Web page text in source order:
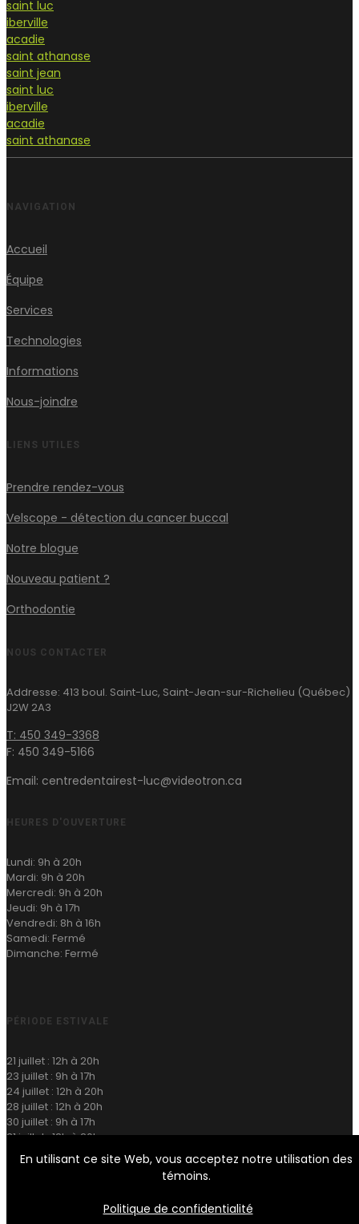
saint luc
iberville
acadie
saint athanase
saint jean
saint luc
iberville
acadie
saint athanase
NAVIGATION
Accueil
Équipe
Services
Technologies
Informations
Nous-joindre
LIENS UTILES
Prendre rendez-vous
Velscope - détection du cancer buccal
Notre blogue
Nouveau patient ?
Orthodontie
NOUS CONTACTER
Addresse: 413 boul. Saint-Luc, Saint-Jean-sur-Richelieu (Québec)
J2W 2A3
T: 450 349-3368
F: 450 349-5166
Email: centredentairest-luc@videotron.ca
HEURES D'OUVERTURE
Lundi: 9h à 20h
Mardi: 9h à 20h
Mercredi: 9h à 20h
Jeudi: 9h à 17h
Vendredi: 8h à 16h
Samedi: Fermé
Dimanche: Fermé
PÉRIODE ESTIVALE
21 juillet : 12h à 20h
23 juillet : 9h à 17h
24 juillet : 12h à 20h
28 juillet : 12h à 20h
30 juillet : 9h à 17h
31 juillet : 12h à 20h
04 août : 12h à 20h
22 août : Fermé
En utilisant ce site Web, vous acceptez notre utilisation des
témoins.
Politique de confidentialité